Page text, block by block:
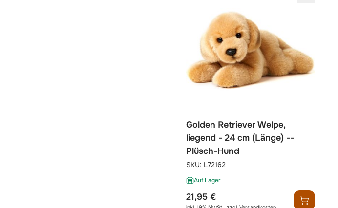
Golden Retriever Welpe,
liegend - 24 cm (Länge) --
Plüsch-Hund
SKU: L72162
21,95 €
Auf Lager